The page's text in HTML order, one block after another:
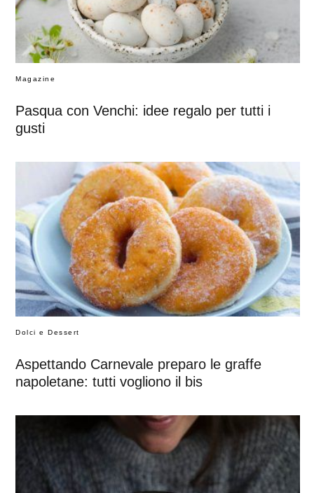
Magazine
Pasqua con Venchi: idee regalo per tutti i
gusti
Dolci e Dessert
Aspettando Carnevale preparo le graffe
napoletane: tutti vogliono il bis